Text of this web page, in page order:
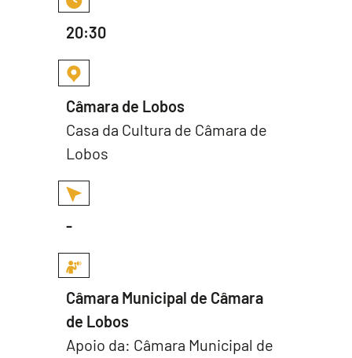
20:30
Câmara de Lobos
Casa da Cultura de Câmara de
Lobos
-
Câmara Municipal de Câmara
de Lobos
Apoio da: Câmara Municipal de